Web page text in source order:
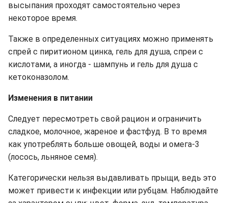
высыпания проходят самостоятельно через
некоторое время.
Также в определенных ситуациях можно применять
спрей с пиритионом цинка, гель для душа, спреи с
кислотами, а иногда - шампунь и гель для душа с
кетоконазолом.
Изменения в питании
Следует пересмотреть свой рацион и ограничить
сладкое, молочное, жареное и фастфуд. В то время
как употреблять больше овощей, воды и омега-3
(лосось, льняное семя).
Категорически нельзя выдавливать прыщи, ведь это
может привести к инфекции или рубцам. Наблюдайте